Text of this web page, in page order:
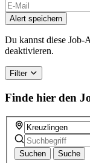
Alert speichern
Du kannst diese Job-
deaktivieren.
Filter
Finde hier den
Suchen Suche